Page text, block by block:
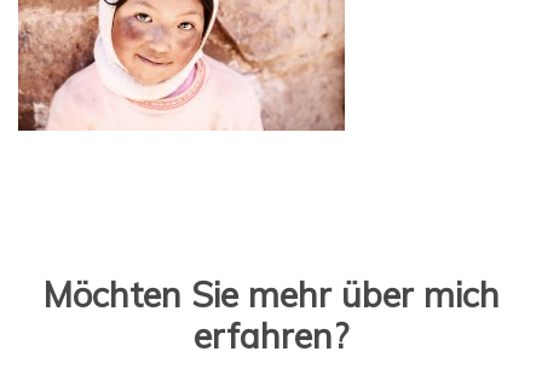
Möchten Sie mehr über mich
erfahren?